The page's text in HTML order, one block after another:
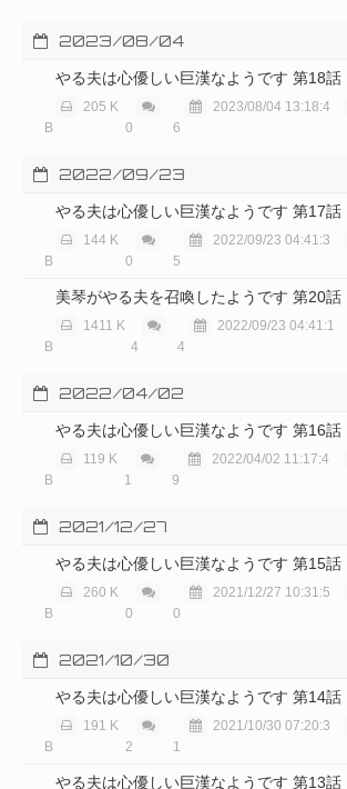
2023/08/04
やる夫は心優しい巨漢なようです 第18話
205 K
B
0
2023/08/04 13:18:4
6
2022/09/23
やる夫は心優しい巨漢なようです 第17話
144 K
B
0
2022/09/23 04:41:3
5
美琴がやる夫を召喚したようです 第20話
1411 K
B
4
2022/09/23 04:41:1
4
2022/04/02
やる夫は心優しい巨漢なようです 第16話
119 K
B
1
2022/04/02 11:17:4
9
2021/12/27
やる夫は心優しい巨漢なようです 第15話
260 K
B
0
2021/12/27 10:31:5
0
2021/10/30
やる夫は心優しい巨漢なようです 第14話
191 K
B
2
2021/10/30 07:20:3
1
やる夫は心優しい巨漢なようです 第13話